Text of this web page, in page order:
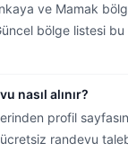
ve Mamak
bölge listesi bu
nasıl alınır?
profil
randevu